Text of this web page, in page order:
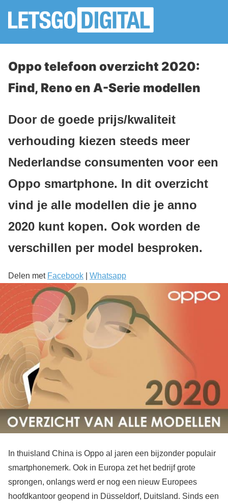
Oppo telefoon overzicht 2020:
Find, Reno en A-Serie modellen
Door de goede prijs/kwaliteit
verhouding kiezen steeds meer
Nederlandse consumenten voor een
Oppo smartphone. In dit overzicht
vind je alle modellen die je anno
2020 kunt kopen. Ook worden de
verschillen per model besproken.
Delen met Facebook Whatsapp
In thuisland China is Oppo al jaren een bijzonder populair
smartphonemerk. Ook in Europa zet het bedrijf grote
sprongen, onlangs werd er nog een nieuw Europees
hoofdkantoor geopend in Düsseldorf, Duitsland. Sinds een